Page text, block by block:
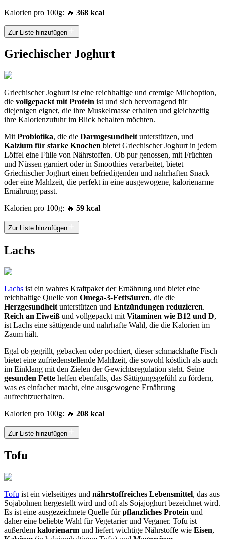
Kalorien pro 100g: 🔥 368 kcal
Zur Liste hinzufügen
Griechischer Joghurt
Griechischer Joghurt ist eine reichhaltige und cremige Milchoption,
die vollgepackt mit Protein ist und sich hervorragend für
diejenigen eignet, die ihre Muskelmasse erhalten und gleichzeitig
ihre Kalorienzufuhr im Blick behalten möchten.
Mit Probiotika, die die Darmgesundheit unterstützen, und
Kalzium für starke Knochen bietet Griechischer Joghurt in jedem
Löffel eine Fülle von Nährstoffen. Ob pur genossen, mit Früchten
und Nüssen garniert oder in Smoothies verarbeitet, bietet
Griechischer Joghurt einen befriedigenden und nahrhaften Snack
oder eine Mahlzeit, die perfekt in eine ausgewogene, kalorienarme
Ernährung passt.
Kalorien pro 100g: 🔥 59 kcal
Zur Liste hinzufügen
Lachs
Lachs ist ein wahres Kraftpaket der Ernährung und bietet eine
reichhaltige Quelle von Omega-3-Fettsäuren, die die
Herzgesundheit unterstützen und Entzündungen reduzieren.
Reich an Eiweiß und vollgepackt mit Vitaminen wie B12 und D,
ist Lachs eine sättigende und nahrhafte Wahl, die die Kalorien im
Zaum hält.
Egal ob gegrillt, gebacken oder pochiert, dieser schmackhafte Fisch
bietet eine zufriedenstellende Mahlzeit, die sowohl köstlich als auch
im Einklang mit den Zielen der Gewichtsregulation steht. Seine
gesunden Fette helfen ebenfalls, das Sättigungsgefühl zu fördern,
was es einfacher macht, eine ausgewogene Ernährung
aufrechtzuerhalten.
Kalorien pro 100g: 🔥 208 kcal
Zur Liste hinzufügen
Tofu
Tofu ist ein vielseitiges und nährstoffreiches Lebensmittel, das aus
Sojabohnen hergestellt wird und oft als Sojajoghurt bezeichnet wird.
Es ist eine ausgezeichnete Quelle fürpflanzliches Protein und
daher eine beliebte Wahl für Vegetarier und Veganer. Tofu ist
außerdem kalorienarm und liefert wichtige Nährstoffe wie Eisen,